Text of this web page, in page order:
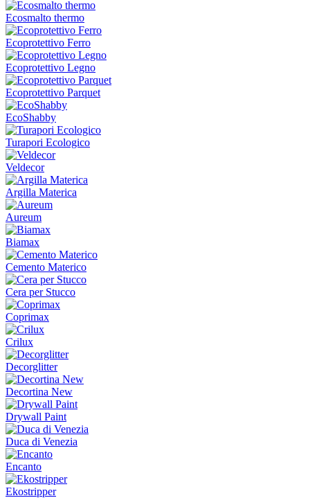
Ecosmalto thermo
Ecoprotettivo Ferro
Ecoprotettivo Legno
Ecoprotettivo Parquet
EcoShabby
Turapori Ecologico
Veldecor
Argilla Materica
Aureum
Biamax
Cemento Materico
Cera per Stucco
Coprimax
Crilux
Decorglitter
Decortina New
Drywall Paint
Duca di Venezia
Encanto
Ekostripper